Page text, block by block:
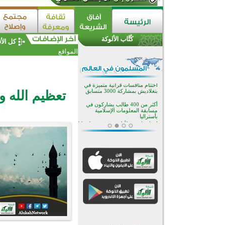
كل
المواقع
تعظيم الله
كُتَّاب الألوكة
اختتام الدورة التاسعة لمسابقة حفظ
وتلاوة القرآن الكريم في أزناكاييف
تيسليتش تختتم برنامجا تعليميا لتعزيز
القيم وبناء الشخصية للشباب
المسلمين
اختتام منافسات قرآنية متميزة في
أكثر من 400 طالب يشاركون في
مسابقة المعلومات الإسلامية
بأستراليا
افتتاح تاريخي لأول مسجد في بلييفليا
بالجبل الأسود منذ أكثر من قرن
منطقة ريبوفسي تحتفل بميلاد
مسجد جديد في أجواء إيمانية مميزة
أكبر مشروع إسلامي في ريف
أستراليا يفتتح أبوابه بعد سنوات من
الصيفية للمسلمين في بينزا
وساراتوف وموردوفيا هذا العام
اختتام الدورة التاسعة لمسابقة حفظ
وتلاوة القرآن الكريم في أزناكاييف
تيسليتش تختتم برنامجا تعليميا لتعزيز
القيم وبناء الشخصية للشباب
المسلمين
اختتام منافسات قرآنية متميزة في